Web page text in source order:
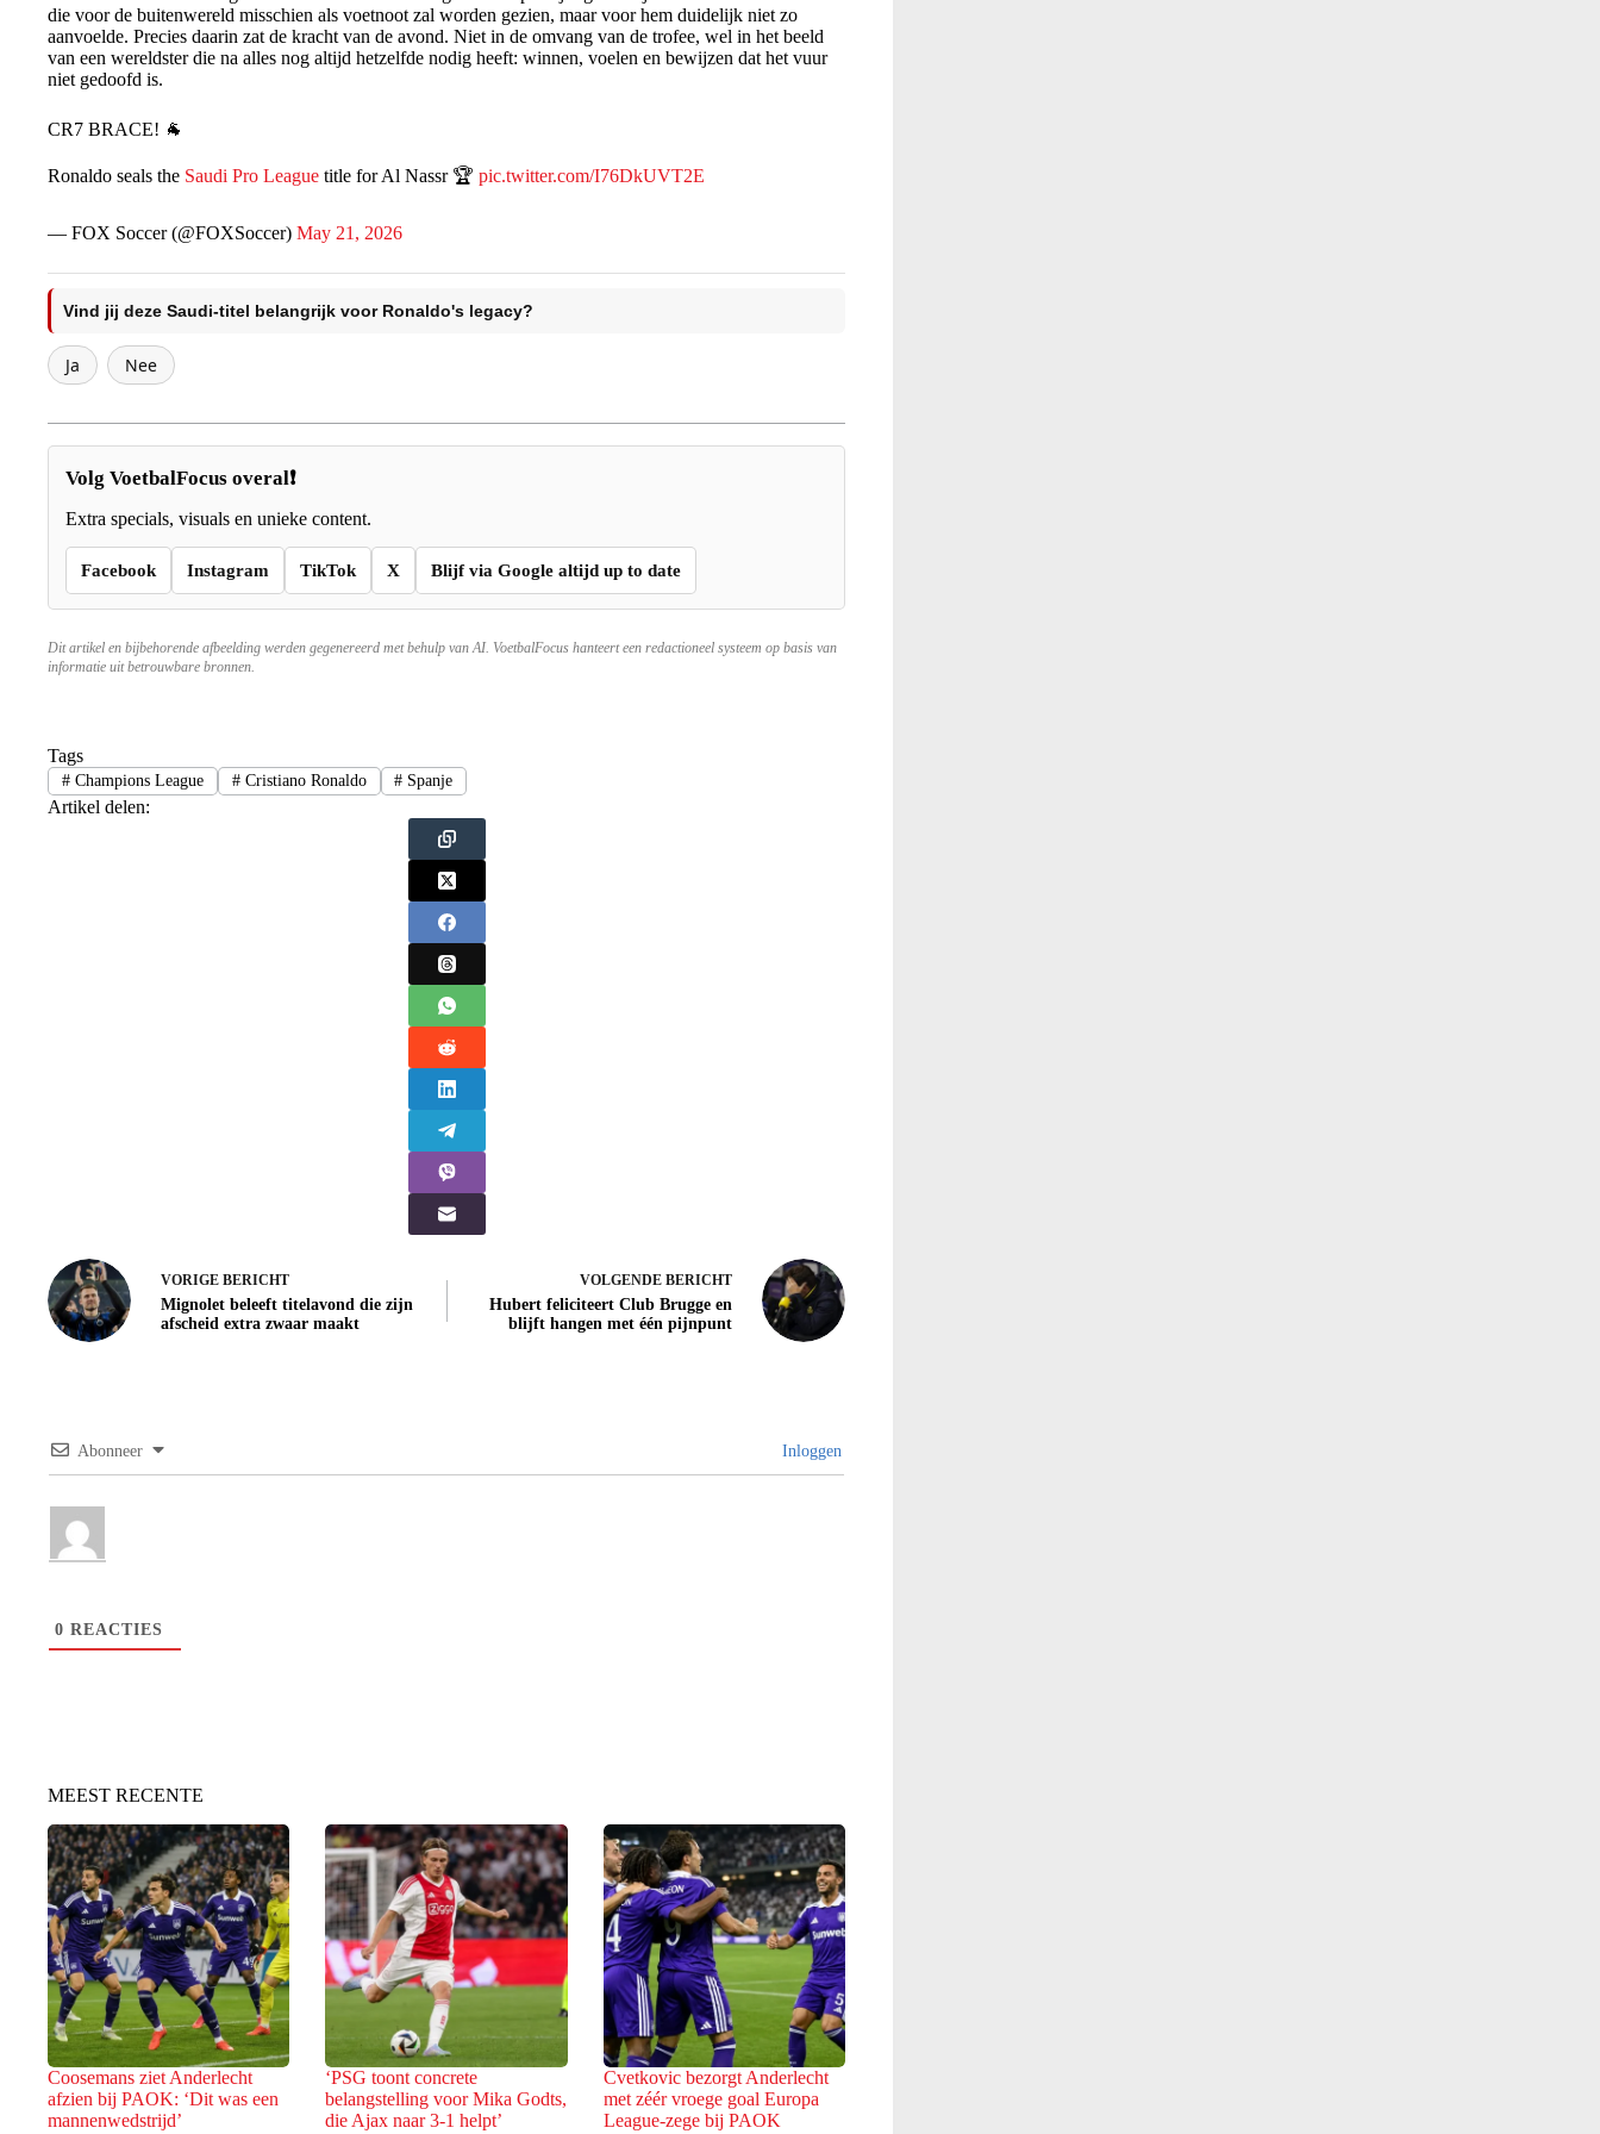
die voor de buitenwereld misschien als voetnoot zal worden gezien, maar voor hem duidelijk niet zo
aanvoelde. Precies daarin zat de kracht van de avond. Niet in de omvang van de trofee, wel in het beeld
van een wereldster die na alles nog altijd hetzelfde nodig heeft: winnen, voelen en bewijzen dat het vuur
niet gedoofd is.
CR7 BRACE! 🐐
Ronaldo seals the Saudi Pro League title for Al Nassr 🏆 pic.twitter.com/I76DkUVT2E
— FOX Soccer (@FOXSoccer) May 21, 2026
Vind jij deze Saudi-titel belangrijk voor Ronaldo's legacy?
Ja Nee
Volg VoetbalFocus overal❗
Extra specials, visuals en unieke content.
Facebook Instagram TikTok X Blijf via Google altijd up to date
Dit artikel en bijbehorende afbeelding werden gegenereerd met behulp van AI. VoetbalFocus hanteert een redactioneel systeem op basis van
informatie uit betrouwbare bronnen.
Tags
#Champions League #Cristiano Ronaldo # Spanje
Artikel delen:
VORIGE BERICHT
Mignolet beleeft titelavond die zijn
afscheid extra zwaar maakt
VOLGENDE BERICHT
Hubert feliciteert Club Brugge en
blijft hangen met één pijnpunt
Abonneer Inloggen
0 REACTIES
MEEST RECENTE
Coosemans ziet Anderlecht
afzien bij PAOK: ‘Dit was een
mannenwedstrijd’
‘PSG toont concrete
belangstelling voor Mika Godts,
die Ajax naar 3-1 helpt’
Cvetkovic bezorgt Anderlecht
met zéér vroege goal Europa
League-zege bij PAOK